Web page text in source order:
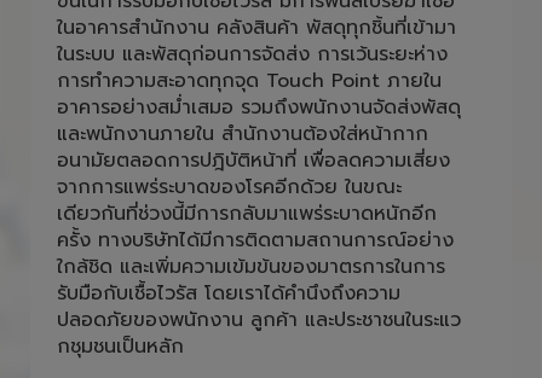
โดยยกระดับมาตรการรับมือไวรัสโควิด-19 หลัง
จากมีการระบาดระลอกใหม่ เพิ่มมาตรการความเข้ม
ข้นในการรับมือกับเชื้อไวรัส มีการพ่นสเปร์ยฆ่าเชื้อ
ในอาคารสำนักงาน คลังสินค้า พัสดุทุกชิ้นที่เข้ามา
ในระบบ และพัสดุก่อนการจัดส่ง การเว้นระยะห่าง
การทำความสะอาดทุกจุด Touch Point ภายใน
อาคารอย่างสม่ำเสมอ รวมถึงพนักงานจัดส่งพัสดุ
และพนักงานภายใน สำนักงานต้องใส่หน้ากาก
อนามัยตลอดการปฎิบัติหน้าที่ เพื่อลดความเสี่ยง
จากการแพร่ระบาดของโรคอีกด้วย ในขณะ
เดียวกันที่ช่วงนี้มีการกลับมาแพร่ระบาดหนักอีก
ครั้ง ทางบริษัทได้มีการติดตามสถานการณ์อย่าง
ใกล้ชิด และเพิ่มความเข้มข้นของมาตรการในการ
รับมือกับเชื้อไวรัส โดยเราได้คำนึงถึงความ